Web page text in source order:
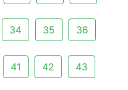
34 35 36
41 42 43